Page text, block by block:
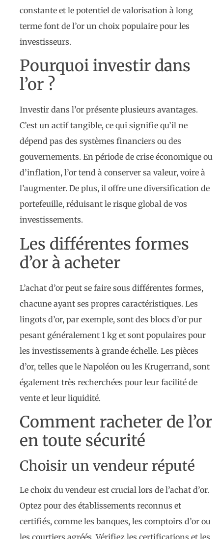
constante et le potentiel de valorisation à long
terme font de l’or un choix populaire pour les
investisseurs.
Pourquoi investir dans
l’or ?
Investir dans l’or présente plusieurs avantages.
C’est un actif tangible, ce qui signifie qu’il ne
dépend pas des systèmes financiers ou des
gouvernements. En période de crise économique ou
d’inflation, l’or tend à conserver sa valeur, voire à
l’augmenter. De plus, il offre une diversification de
portefeuille, réduisant le risque global de vos
investissements.
Les différentes formes
d’or à acheter
L’achat d’or peut se faire sous différentes formes,
chacune ayant ses propres caractéristiques. Les
lingots d’or, par exemple, sont des blocs d’or pur
pesant généralement 1 kg et sont populaires pour
les investissements à grande échelle. Les pièces
d’or, telles que le Napoléon ou les Krugerrand, sont
également très recherchées pour leur facilité de
vente et leur liquidité.
Comment racheter de l’or
en toute sécurité
Choisir un vendeur réputé
Le choix du vendeur est crucial lors de l’achat d’or.
Optez pour des établissements reconnus et
certifiés, comme les banques, les comptoirs d’or ou